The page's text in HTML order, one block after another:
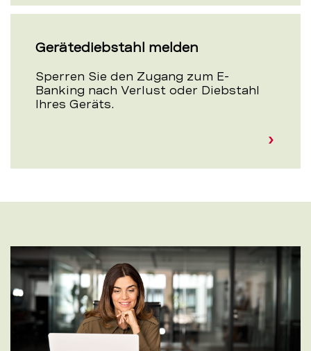
Gerätediebstahl melden
Sperren Sie den Zugang zum E-
Banking nach Verlust oder Diebstahl
Ihres Geräts.